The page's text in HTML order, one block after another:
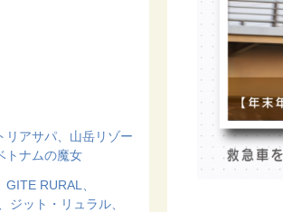
リアサパ、山岳リゾー
トナムの魔女
RURAL、
ジット・リュラル、